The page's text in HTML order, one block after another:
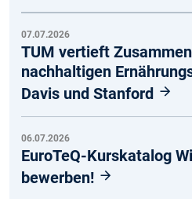
07.07.2026
TUM vertieft
nachhaltigen
Davis und Stanford
06.07.2026
EuroTeQ-Kurskatalog
bewerben!